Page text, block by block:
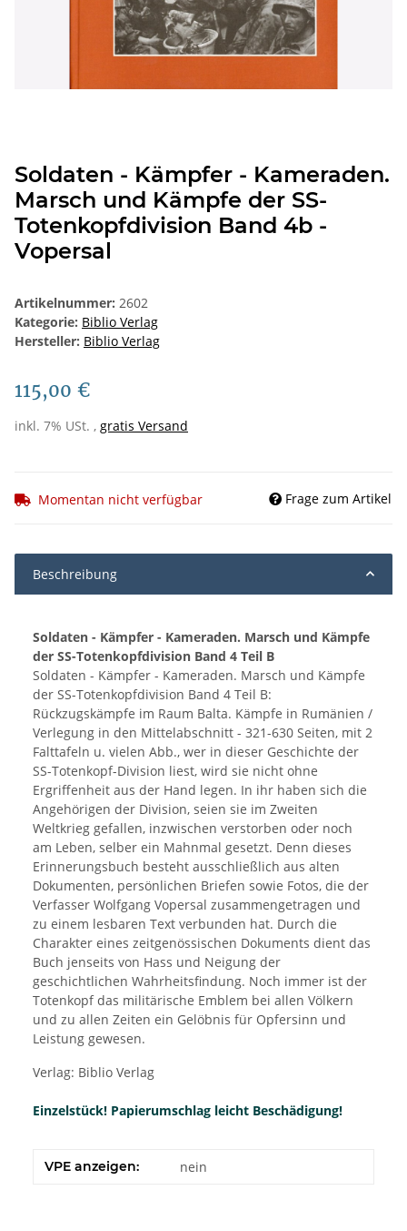
Soldaten - Kämpfer - Kameraden.
Marsch und Kämpfe der SS-
Totenkopfdivision Band 4b -
Vopersal
Artikelnummer: 2602
Kategorie: Biblio Verlag
Hersteller: Biblio Verlag
115,00 €
inkl. 7% USt. , gratis Versand
Momentan nicht verfügbar Frage zum Artikel
Beschreibung
Soldaten - Kämpfer - Kameraden. Marsch und Kämpfe
der SS-Totenkopfdivision Band 4 Teil B
Soldaten - Kämpfer - Kameraden. Marsch und Kämpfe
der SS-Totenkopfdivision Band 4 Teil B:
Rückzugskämpfe im Raum Balta. Kämpfe in Rumänien /
Verlegung in den Mittelabschnitt - 321-630 Seiten, mit 2
Falttafeln u. vielen Abb., wer in dieser Geschichte der
SS-Totenkopf-Division liest, wird sie nicht ohne
Ergriffenheit aus der Hand legen. In ihr haben sich die
Angehörigen der Division, seien sie im Zweiten
Weltkrieg gefallen, inzwischen verstorben oder noch
am Leben, selber ein Mahnmal gesetzt. Denn dieses
Erinnerungsbuch besteht ausschließlich aus alten
Dokumenten, persönlichen Briefen sowie Fotos, die der
Verfasser Wolfgang Vopersal zusammengetragen und
zu einem lesbaren Text verbunden hat. Durch die
Charakter eines zeitgenössischen Dokuments dient das
Buch jenseits von Hass und Neigung der
geschichtlichen Wahrheitsfindung. Noch immer ist der
Totenkopf das militärische Emblem bei allen Völkern
und zu allen Zeiten ein Gelöbnis für Opfersinn und
Leistung gewesen.
Verlag: Biblio Verlag
Einzelstück! Papierumschlag leicht Beschädigung!
VPE anzeigen: nein